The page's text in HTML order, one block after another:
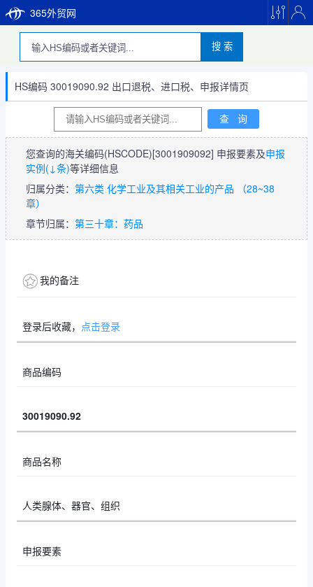
365外贸网
搜 索
HS编码 30019090.92 出口退税、进口税、申报详情页
您查询的海关编码(HSCODE)[3001909092] 申报要素及申报
实例(↓条)等详细信息
归属分类： 第六类 化学工业及其相关工业的产品 （28~38
章）
章节归属： 第三十章：药品
我的备注
登录后收藏， 点击登录
商品编码
30019090.92
商品名称
人类腺体、器官、组织
申报要素